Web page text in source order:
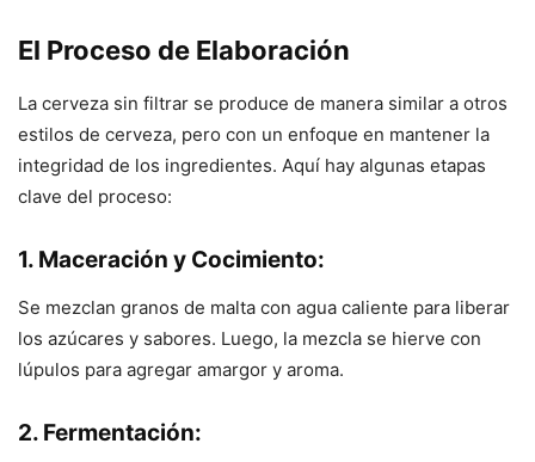
El Proceso de Elaboración
La cerveza sin filtrar se produce de manera similar a otros
estilos de cerveza, pero con un enfoque en mantener la
integridad de los ingredientes. Aquí hay algunas etapas
clave del proceso:
1. Maceración y Cocimiento:
Se mezclan granos de malta con agua caliente para liberar
los azúcares y sabores. Luego, la mezcla se hierve con
lúpulos para agregar amargor y aroma.
2. Fermentación: